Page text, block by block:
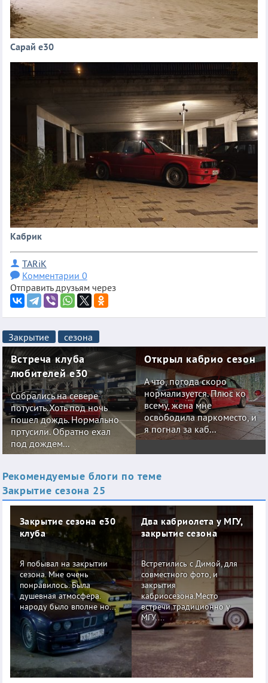
Сарай е30
Кабрик
TARiK
Комментарии 0
Отправить друзьям через
Закрытие сезона
Встреча клуба
любителей е30
Собрались на севере
потусить.Хоть под ночь
пошел дождь. Нормально
пртусили. Обратно ехал
под дождем...
Открыл кабрио сезон
А что, погода скоро
нормализуется. Плюс ко
всему, жена мне
освободила паркоместо, и
я погнал за каб...
Рекомендуемые блоги по теме
Закрытие сезона 25
Закрытие сезона е30
клуба
Я побывал на закрытии
сезона. Мне очень
понравилось. Была
душевная атмосфера.
народу было вполне но...
Два кабриолета у МГУ,
закрытие сезона
Встретились с Димой, для
совместного фото, и
закрытия
кабриосезона.Место
встречи традиционно у
МГУ....